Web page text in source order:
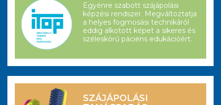
Egyénre szabott szájápolási
képzési rendszer. Megváltoztatja
a helyes fogmosási technikáról
eddig alkotott képet a sikeres és
széleskörű páciens edukációért.
SZÁJÁPOLÁSI